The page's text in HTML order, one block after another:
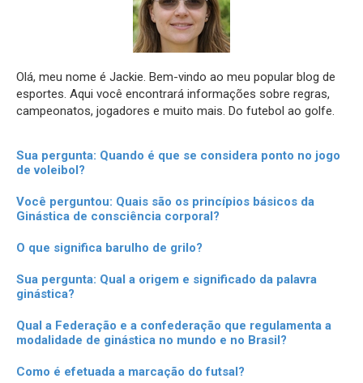
Olá, meu nome é Jackie. Bem-vindo ao meu popular blog de
esportes. Aqui você encontrará informações sobre regras,
campeonatos, jogadores e muito mais. Do futebol ao golfe.
Sua pergunta: Quando é que se considera ponto no jogo
de voleibol?
Você perguntou: Quais são os princípios básicos da
Ginástica de consciência corporal?
O que significa barulho de grilo?
Sua pergunta: Qual a origem e significado da palavra
ginástica?
Qual a Federação e a confederação que regulamenta a
modalidade de ginástica no mundo e no Brasil?
Como é efetuada a marcação do futsal?